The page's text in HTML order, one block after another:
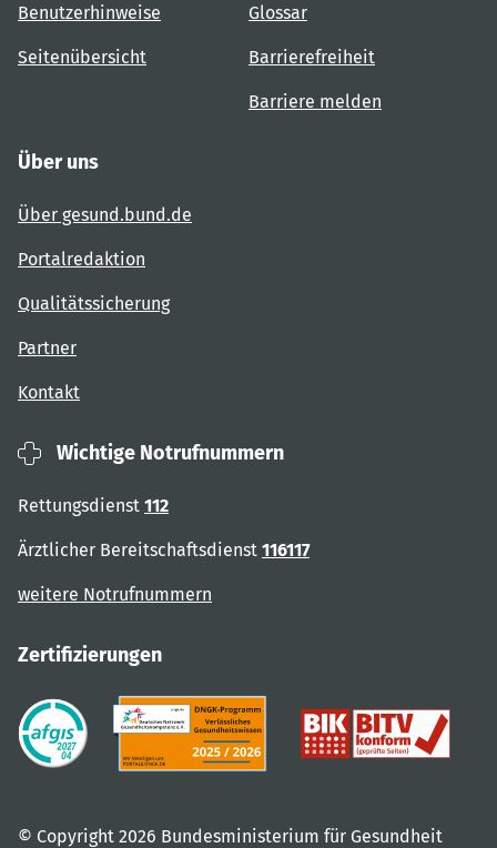
Benutzerhinweise
Seitenübersicht
Glossar
Barrierefreiheit
Barriere melden
Über uns
Über gesund.bund.de
Portalredaktion
Qualitätssicherung
Partner
Kontakt
Wichtige Notrufnummern
Rettungsdienst 112
Ärztlicher Bereitschaftsdienst 116117
weitere Notrufnummern
Zertifizierungen
© Copyright 2026 Bundesministerium für Gesundheit